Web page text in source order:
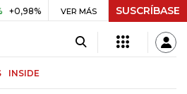
UVR $ 416,91 +$ 0,05 +0,01%
VER MÁS SUSCRÍBASE
INSIDE